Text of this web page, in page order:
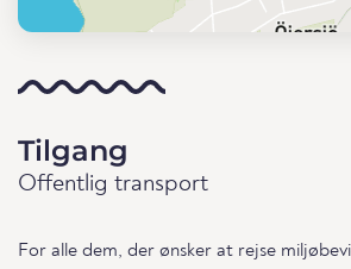
Tilgang
Offentlig transport
For alle dem, der ønsker at rejse